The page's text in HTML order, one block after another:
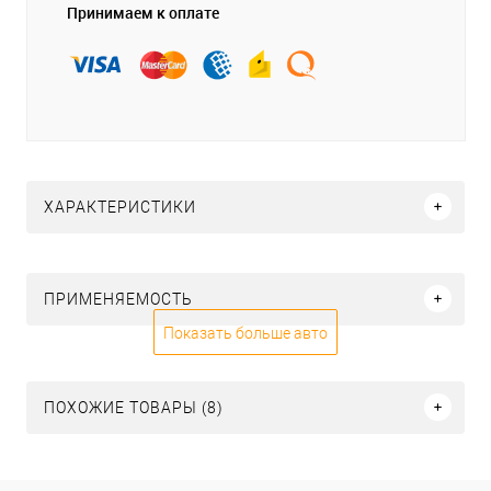
Принимаем к оплате
ХАРАКТЕРИСТИКИ
ПРИМЕНЯЕМОСТЬ
Показать больше авто
ПОХОЖИЕ ТОВАРЫ (8)